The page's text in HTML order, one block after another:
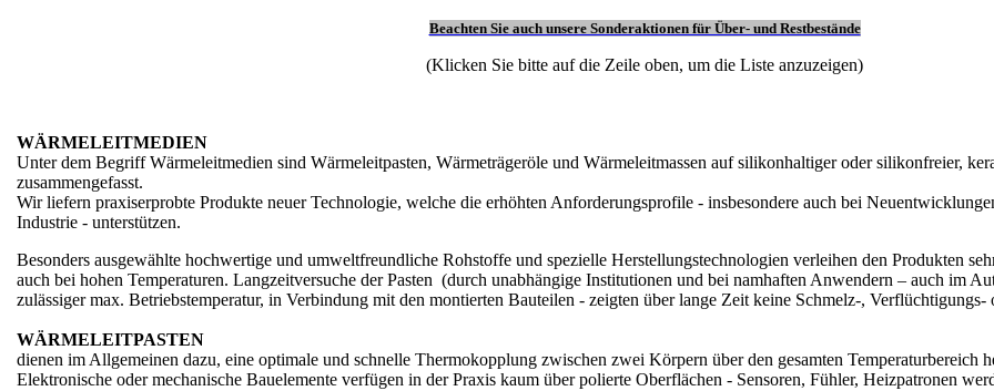
Beachten Sie auch unsere Sonderaktionen für Über- und Restbestände
(Klicken Sie bitte auf die Zeile oben, um die Liste anzuzeigen)
WÄRMELEITMEDIEN
Unter dem Begriff Wärmeleitmedien sind Wärmeleitpasten, Wärmeträgeröle und Wärmeleitmassen auf silikonhaltiger oder silikonfreier,
zusammengefasst.
Wir liefern praxiserprobte Produkte neuer Technologie, welche die erhöhten Anforderungsprofile - insbesondere auch bei
Industrie - unterstützen.
Besonders ausgewählte hochwertige und umweltfreundliche Rohstoffe und spezielle Herstellungstechnologien verleihen den Produkten
auch bei hohen Temperaturen. Langzeitversuche der Pasten (durch unabhängige Institutionen und bei namhaften Anwendern – auch im
zulässiger max. Betriebstemperatur, in Verbindung mit den montierten Bauteilen - zeigten über lange Zeit keine Schmelz-, Verflüchtigungs-
WÄRMELEITPASTEN
dienen im Allgemeinen dazu, eine optimale und schnelle Thermokopplung zwischen zwei Körpern über den gesamten Temperaturbereich
Elektronische oder mechanische Bauelemente verfügen in der Praxis kaum über polierte Oberflächen - Sensoren, Fühler, Heizpatronen